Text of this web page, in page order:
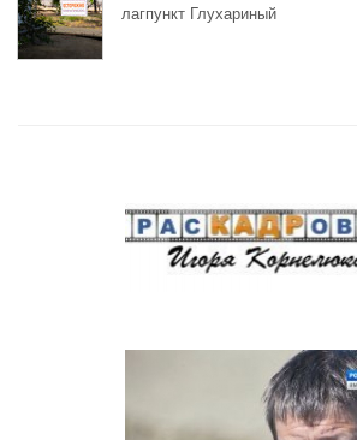
лагпункт Глухариный